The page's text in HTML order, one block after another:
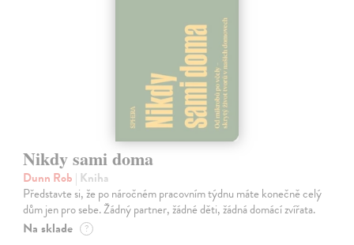
Nikdy sami doma
Dunn Rob | Kniha
Představte si, že po náročném pracovním týdnu máte konečně celý
dům jen pro sebe. Žádný partner, žádné děti, žádná domácí zvířata.
Na sklade ?